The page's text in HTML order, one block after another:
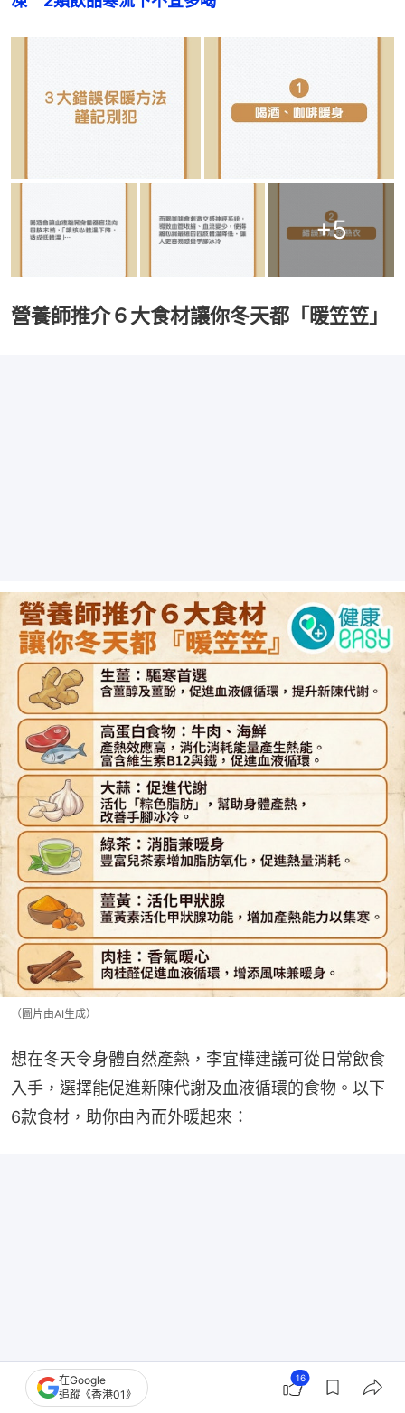
+5
營養師推介６大食材讓你冬天都「暖笠笠」
（圖片由AI生成）
想在冬天令身體自然產熱，李宜樺建議可從日常飲食
入手，選擇能促進新陳代謝及血液循環的食物。以下
6款食材，助你由內而外暖起來：
在Google
追蹤《香港01》
16